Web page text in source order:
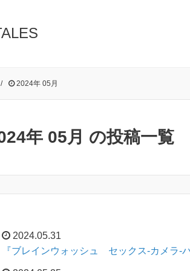
/ 2024年 05月
年 05月 の投稿一覧
2024.05.31
『ブレインウォッシュ セックス-カメラ-